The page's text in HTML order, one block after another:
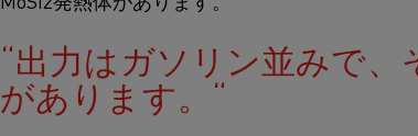
出力はガソリン並みで
があります。